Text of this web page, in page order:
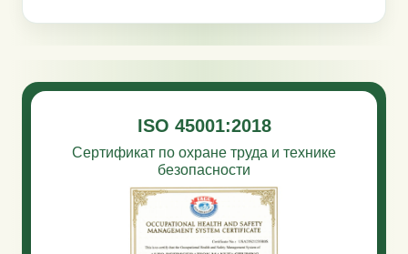
ISO 45001:2018
Сертификат по охране труда и технике
безопасности